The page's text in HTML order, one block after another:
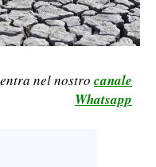
nel nostro canale
Whatsapp